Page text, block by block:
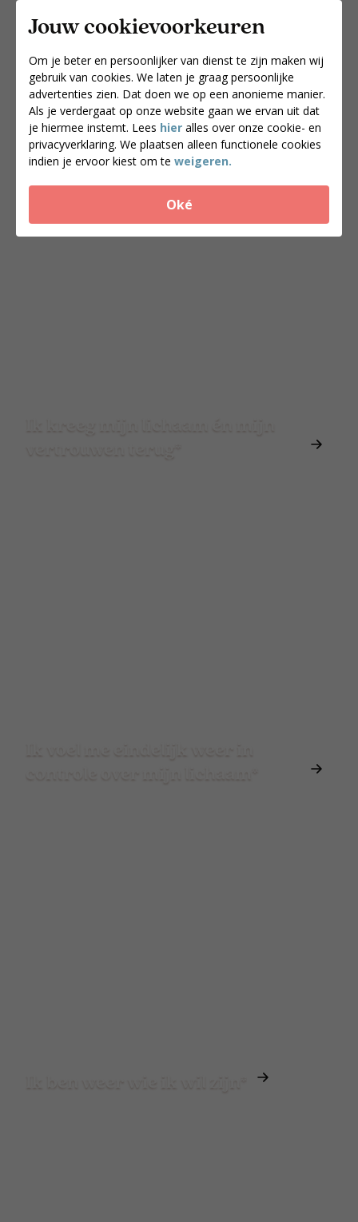
Jouw cookievoorkeuren
Om je beter en persoonlijker van dienst te zijn maken wij
gebruik van cookies. We laten je graag persoonlijke
advertenties zien. Dat doen we op een anonieme manier.
Als je verdergaat op onze website gaan we ervan uit dat
je hiermee instemt. Lees hier alles over onze cookie- en
privacyverklaring. We plaatsen alleen functionele cookies
indien je ervoor kiest om te weigeren.
Oké
Dankzij mijn coach ben ik weer
blij met mezelf*